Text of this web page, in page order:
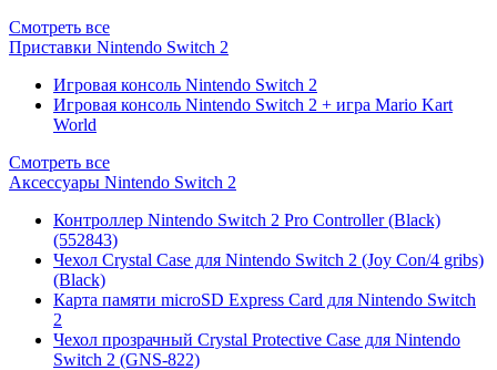
Смотреть все
Приставки Nintendo Switch 2
Игровая консоль Nintendo Switch 2
Игровая консоль Nintendo Switch 2 + игра Mario Kart
World
Смотреть все
Аксессуары Nintendo Switch 2
Контроллер Nintendo Switch 2 Pro Controller (Black)
(552843)
Чехол Сrystal Сase для Nintendo Switch 2 (Joy Con/4 gribs)
(Black)
Карта памяти microSD Express Card для Nintendo Switch
2
Чехол прозрачный Crystal Protective Case для Nintendo
Switch 2 (GNS-822)